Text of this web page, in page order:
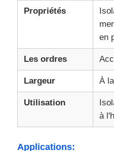
Bobine en aluminium de
Plaque à carreaux en
Aluminium de relief
feuille d'aluminium
Panneaux en nid d'abeille
Propriétés
en
Les ordres
Largeur À
Utilisation
à
Applications: